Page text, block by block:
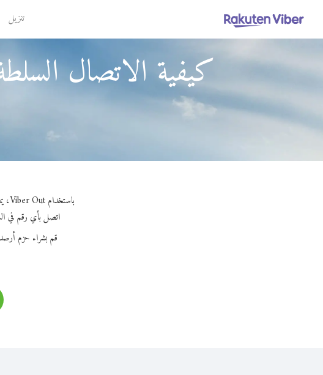
تنزيل
كيفية الاتصال
باستخدام Viber Out، يمكنك إجراء مكالمات عالية الجودة إلى السلطة الفلسطينية من سانت كيتس و نيفيس.
اتصل بأي رقم في
قم بشراء حزم